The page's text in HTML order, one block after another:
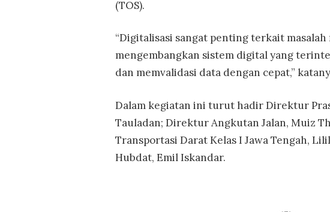
(TOS).
“Digitalisasi sangat penting terkait
mengembangkan sistem digital yang
dan memvalidasi data dengan cepat,”
Dalam kegiatan ini turut hadir Direktur
Tauladan; Direktur Angkutan Jalan, Muiz
Transportasi Darat Kelas I Jawa Tengah,
Hubdat, Emil Iskandar.